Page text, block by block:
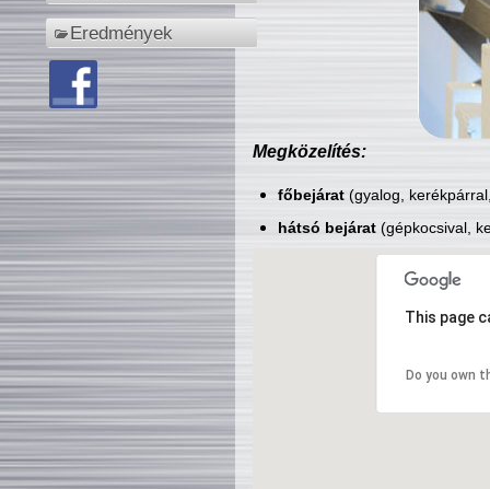
Eredmények
Megközelítés:
főbejárat(gyalog,
hátsó bejárat(gépkocsival,
This page
Do you own